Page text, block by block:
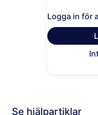
Logga in för
Se hjälpartiklar